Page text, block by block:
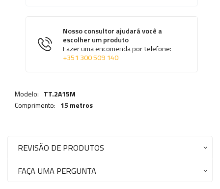
Nosso consultor ajudará você a
escolher um produto
Fazer uma encomenda por telefone:
+351 300 509 140
Modelo: TT.2A15M
Comprimento: 15 metros
REVISÃO DE PRODUTOS
FAÇA UMA PERGUNTA